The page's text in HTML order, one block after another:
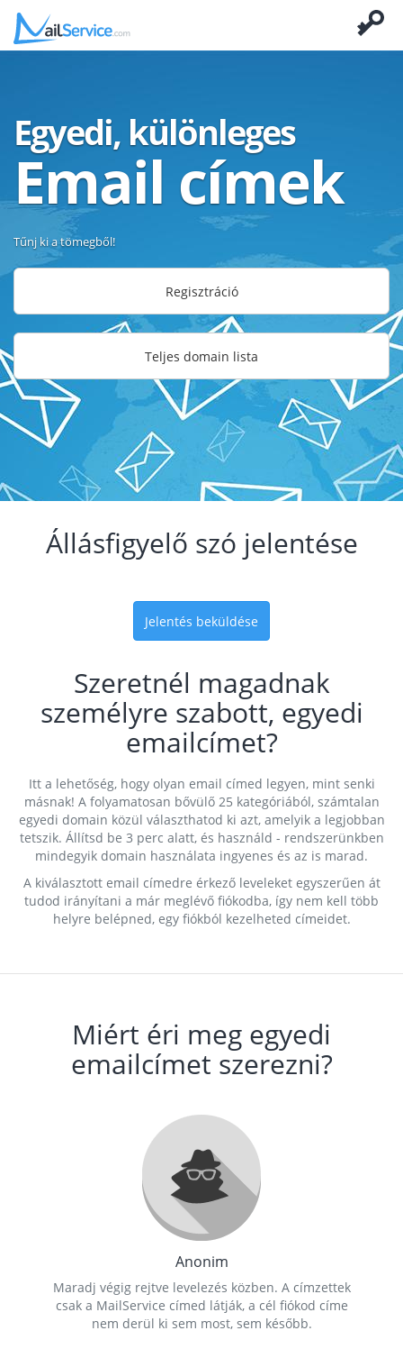
Egyedi, különleges
Email címek
Tűnj ki a tömegből!
Regisztráció
Teljes domain lista
Állásfigyelő szó jelentése
Jelentés beküldése
Szeretnél magadnak
személyre szabott, egyedi
emailcímet?
Itt a lehetőség, hogy olyan email címed legyen, mint senki
másnak! A folyamatosan bővülő 25 kategóriából, számtalan
egyedi domain közül választhatod ki azt, amelyik a legjobban
tetszik. Állítsd be 3 perc alatt, és használd - rendszerünkben
mindegyik domain használata ingyenes és az is marad.
A kiválasztott email címedre érkező leveleket egyszerűen át
tudod irányítani a már meglévő fiókodba, így nem kell több
helyre belépned, egy fiókból kezelheted címeidet.
Miért éri meg egyedi
emailcímet szerezni?
Anonim
Maradj végig rejtve levelezés közben. A címzettek
csak a MailService címed látják, a cél fiókod címe
nem derül ki sem most, sem később.